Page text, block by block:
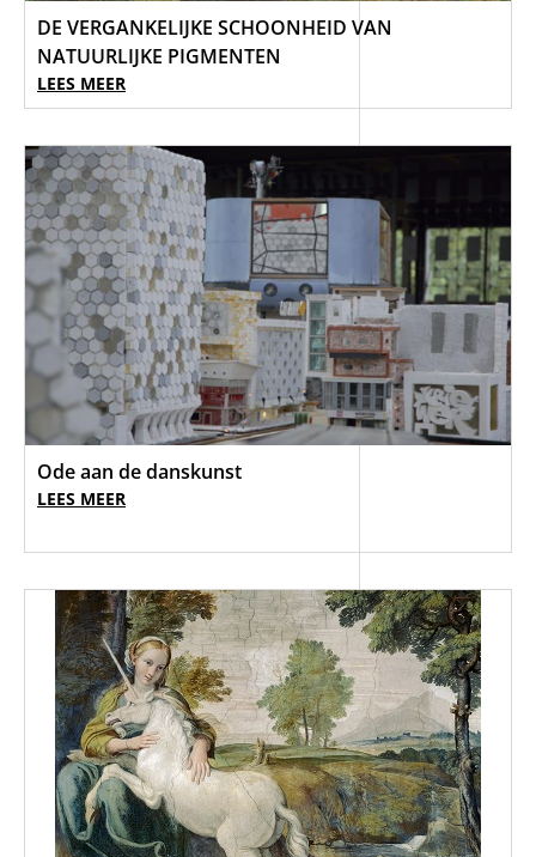
DE VERGANKELIJKE SCHOONHEID VAN
NATUURLIJKE PIGMENTEN
LEES MEER
Ode aan de danskunst
LEES MEER